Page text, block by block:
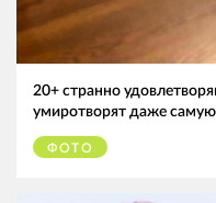
20+ странно
умиротворят даже
ФОТО